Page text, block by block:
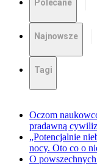
Polecane
Najnowsze
Tagi
Oczom
pradawną
„Potencjalnie
nocy. Oto co o
O